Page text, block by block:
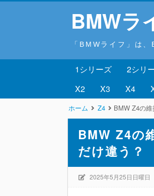
BMWラ
「BMWライフ」は
1シリーズ 2シリ
X2
X3 X4
ホーム Z4 BMW Z4の
BMW Z4の
だけ違う？
2025年5月25日日曜日